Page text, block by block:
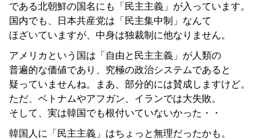
である北朝鮮の国名にも「民主主義」が入っています。
国内でも、日本共産党は「民主集中制」なんて
ほざいていますが、中身は独裁制に他なりません。
アメリカという国は「自由と民主主義」が人類の
普遍的な価値であり、究極の政治システムであると
疑っていませんね。まあ、部分的には賛成しますけど。
ただ、ベトナムやアフガン、イランでは大失敗。
そして、実は韓国でも根付いていないかった・・
韓国人に「民主主義」はちょっと無理だったかも。